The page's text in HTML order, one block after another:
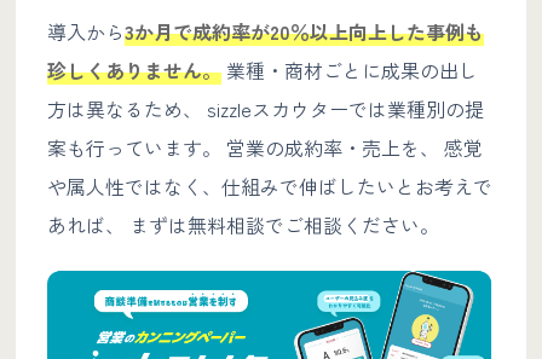
導入から3か月で成約率が20％以上向上した事例も
珍しくありません。業種・商材ごとに成果の出し
方は異なるため、 sizzleスカウターでは業種別の提
案も行っています。 営業の成約率・売上を、 感覚
や属人性ではなく、仕組みで伸ばしたいとお考えで
あれば、 まずは無料相談でご相談ください。